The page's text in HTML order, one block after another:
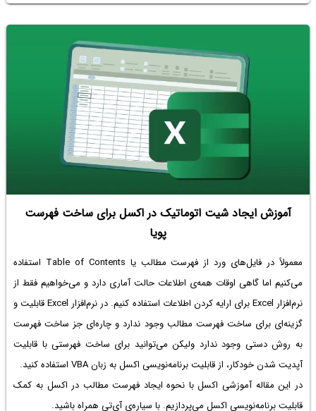
آموزش ایجاد شیت اتوماتیک در اکسل برای ساخت فهرست
پویا
معمولاً در فایل‌های ورد از فهرست مطالب یا Table of Contents استفاده
می‌کنیم اما گاهی اوقات همه‌ی اطلاعات حالت آماری دارد و می‌خواهیم فقط از
نرم‌افزار Excel برای ارایه کردن اطلاعات استفاده کنیم. در نرم‌افزار Excel قابلیت و
گزینه‌ای برای ساخت فهرست مطالب وجود ندارد و چاره‌ای جز ساخت فهرست
به روش دستی وجود ندارد ولیکن می‌توانید برای ساخت فهرستی با قابلیت
آپدیت شدن خودکار، از قابلیت برنامه‌نویسی اکسل به زبان VBA استفاده کنید.
در این مقاله آموزشی اکسل با نحوه ایجاد فهرست مطالب در اکسل به کمک
قابلیت برنامه‌نویسی اکسل می‌پردازیم. با سیاره‌ی آی‌تی همراه باشید.